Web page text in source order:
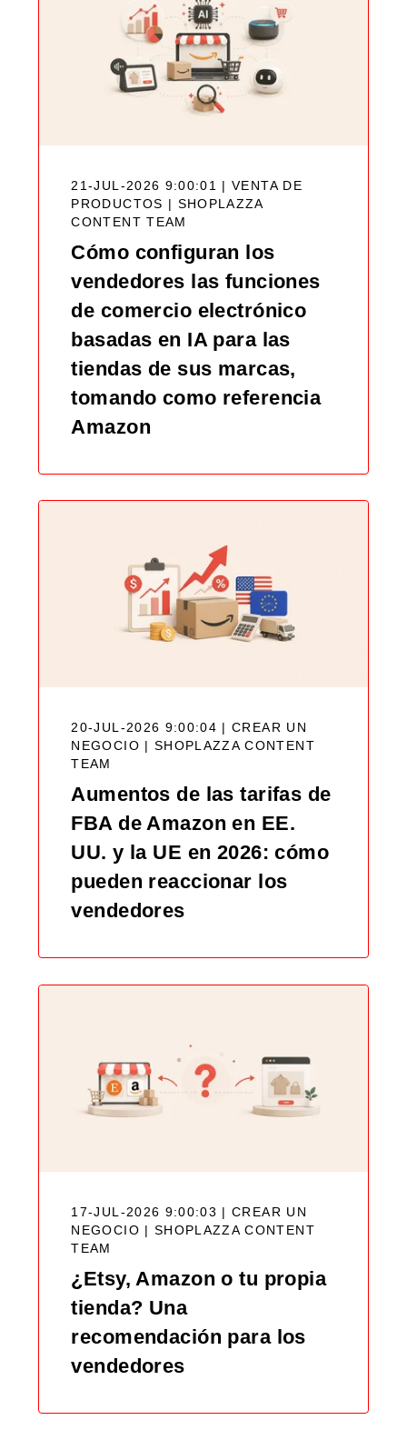
21-JUL-2026 9:00:01 | VENTA DE
PRODUCTOS | SHOPLAZZA
CONTENT TEAM
Cómo configuran los
vendedores las funciones
de comercio electrónico
basadas en IA para las
tiendas de sus marcas,
tomando como referencia
Amazon
20-JUL-2026 9:00:04 | CREAR UN
NEGOCIO | SHOPLAZZA CONTENT
TEAM
Aumentos de las tarifas de
FBA de Amazon en EE.
UU. y la UE en 2026: cómo
pueden reaccionar los
vendedores
17-JUL-2026 9:00:03 | CREAR UN
NEGOCIO | SHOPLAZZA CONTENT
TEAM
¿Etsy, Amazon o tu propia
tienda? Una
recomendación para los
vendedores